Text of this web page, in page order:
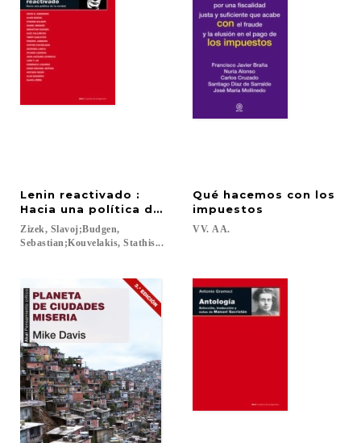
Lenin reactivado :
Hacia una política de la verdad
Zizek, Slavoj;Budgen,
Sebastian;Kouvelakis, Stathis...
Qué hacemos con los
impuestos
VV. AA.